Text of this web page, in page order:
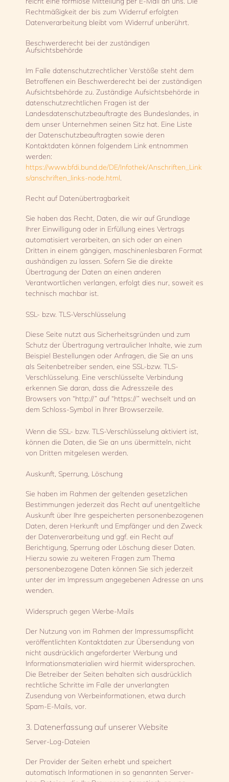
Rechtmäßigkeit der bis zum Widerruf erfolgten
Datenverarbeitung bleibt vom Widerruf unberührt.
Beschwerderecht bei der zuständigen
Aufsichtsbehörde
Im Falle datenschutzrechtlicher Verstöße steht dem
Betroffenen ein Beschwerderecht bei der zuständigen
Aufsichtsbehörde zu. Zuständige Aufsichtsbehörde in
datenschutzrechtlichen Fragen ist der
Landesdatenschutzbeauftragte des Bundeslandes, in
dem unser Unternehmen seinen Sitz hat. Eine Liste
der Datenschutzbeauftragten sowie deren
Kontaktdaten können folgendem Link entnommen
werden:
https://www.bfdi.bund.de/DE/Infothek/Anschriften_Link
s/anschriften_links-node.html
Recht auf Datenübertragbarkeit
Sie haben das Recht, Daten, die wir auf Grundlage
Ihrer Einwilligung oder in Erfüllung eines Vertrags
automatisiert verarbeiten, an sich oder an einen
Dritten in einem gängigen, maschinenlesbaren Format
aushändigen zu lassen. Sofern Sie die direkte
Übertragung der Daten an einen anderen
Verantwortlichen verlangen, erfolgt dies nur, soweit es
technisch machbar ist.
SSL- bzw. TLS-Verschlüsselung
Diese Seite nutzt aus Sicherheitsgründen und zum
Schutz der Übertragung vertraulicher Inhalte, wie zum
Beispiel Bestellungen oder Anfragen, die Sie an uns
als Seitenbetreiber senden, eine SSL-bzw. TLS-
Verschlüsselung. Eine verschlüsselte Verbindung
erkennen Sie daran, dass die Adresszeile des
Browsers von “http://” auf “https://” wechselt und an
dem Schloss-Symbol in Ihrer Browserzeile.
Wenn die SSL- bzw. TLS-Verschlüsselung aktiviert ist,
können die Daten, die Sie an uns übermitteln, nicht
von Dritten mitgelesen werden.
Auskunft, Sperrung, Löschung
Sie haben im Rahmen der geltenden gesetzlichen
Bestimmungen jederzeit das Recht auf unentgeltliche
Auskunft über Ihre gespeicherten personenbezogenen
Daten, deren Herkunft und Empfänger und den Zweck
der Datenverarbeitung und ggf. ein Recht auf
Berichtigung, Sperrung oder Löschung dieser Daten.
Hierzu sowie zu weiteren Fragen zum Thema
personenbezogene Daten können Sie sich jederzeit
unter der im Impressum angegebenen Adresse an uns
wenden.
Widerspruch gegen Werbe-Mails
Der Nutzung von im Rahmen der Impressumspflicht
veröffentlichten Kontaktdaten zur Übersendung von
nicht ausdrücklich angeforderter Werbung und
Informationsmaterialien wird hiermit widersprochen.
Die Betreiber der Seiten behalten sich ausdrücklich
rechtliche Schritte im Falle der unverlangten
Zusendung von Werbeinformationen, etwa durch
Spam-E-Mails, vor.
3. Datenerfassung auf unserer Website
Server-Log-Dateien
Der Provider der Seiten erhebt und speichert
automatisch Informationen in so genannten Server-